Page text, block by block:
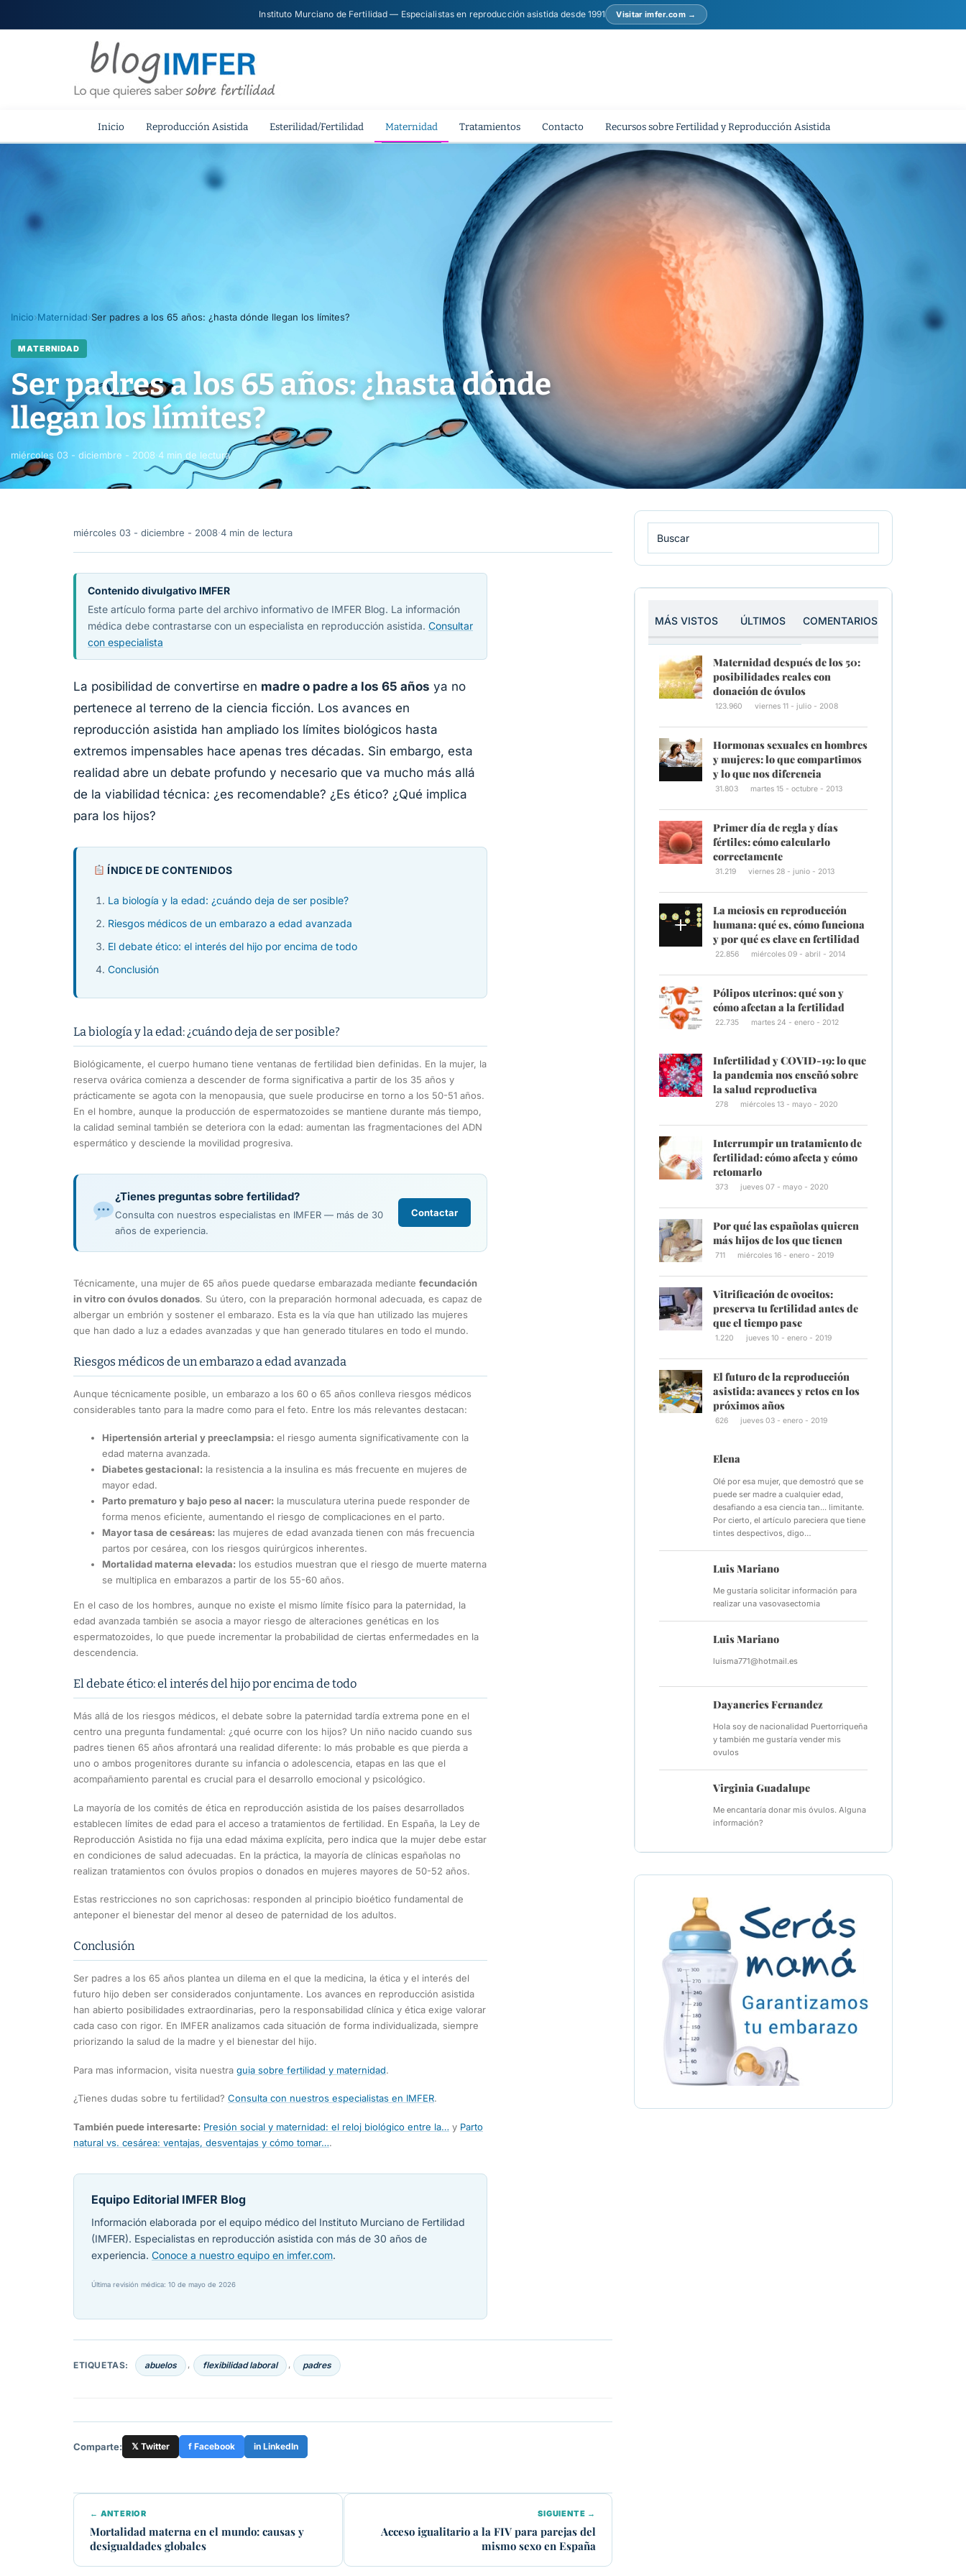
Instituto Murciano de Fertilidad — Especialistas en reproducción asistida desde 1991 Visitar imfer.com →
Inicio Reproducción Asistida Esterilidad/Fertilidad Maternidad Tratamientos Contacto Recursos sobre Fertilidad y Reproducción Asistida
Inicio›Maternidad›Ser padres a los 65 años: ¿hasta dónde llegan los límites?
MATERNIDAD
Ser padres a los 65 años: ¿hasta dónde
llegan los límites?
miércoles 03 - diciembre - 2008·4 min de lectura
miércoles 03 - diciembre - 2008·4 min de lectura
Contenido divulgativo IMFER
Este artículo forma parte del archivo informativo de IMFER Blog. La información
médica debe contrastarse con un especialista en reproducción asistida. Consultar
con especialista
La posibilidad de convertirse en madre o padre a los 65 años ya no
pertenece al terreno de la ciencia ficción. Los avances en
reproducción asistida han ampliado los límites biológicos hasta
extremos impensables hace apenas tres décadas. Sin embargo, esta
realidad abre un debate profundo y necesario que va mucho más allá
de la viabilidad técnica: ¿es recomendable? ¿Es ético? ¿Qué implica
para los hijos?
ÍNDICE DE CONTENIDOS
La biología y la edad: ¿cuándo deja de ser posible?
Riesgos médicos de un embarazo a edad avanzada
El debate ético: el interés del hijo por encima de todo
Conclusión
La biología y la edad: ¿cuándo deja de ser posible?
Biológicamente, el cuerpo humano tiene ventanas de fertilidad bien definidas. En la mujer, la
reserva ovárica comienza a descender de forma significativa a partir de los 35 años y
prácticamente se agota con la menopausia, que suele producirse en torno a los 50-51 años.
En el hombre, aunque la producción de espermatozoides se mantiene durante más tiempo,
la calidad seminal también se deteriora con la edad: aumentan las fragmentaciones del ADN
espermático y desciende la movilidad progresiva.
¿Tienes preguntas sobre fertilidad?
Consulta con nuestros especialistas en IMFER — más de 30
años de experiencia.
Contactar
Técnicamente, una mujer de 65 años puede quedarse embarazada mediante fecundación
in vitro con óvulos donados. Su útero, con la preparación hormonal adecuada, es capaz de
albergar un embrión y sostener el embarazo. Esta es la vía que han utilizado las mujeres
que han dado a luz a edades avanzadas y que han generado titulares en todo el mundo.
Riesgos médicos de un embarazo a edad avanzada
Aunque técnicamente posible, un embarazo a los 60 o 65 años conlleva riesgos médicos
considerables tanto para la madre como para el feto. Entre los más relevantes destacan:
Hipertensión arterial y preeclampsia: el riesgo aumenta significativamente con la
edad materna avanzada.
Diabetes gestacional: la resistencia a la insulina es más frecuente en mujeres de
mayor edad.
Parto prematuro y bajo peso al nacer: la musculatura uterina puede responder de
forma menos eficiente, aumentando el riesgo de complicaciones en el parto.
Mayor tasa de cesáreas: las mujeres de edad avanzada tienen con más frecuencia
partos por cesárea, con los riesgos quirúrgicos inherentes.
Mortalidad materna elevada: los estudios muestran que el riesgo de muerte materna
se multiplica en embarazos a partir de los 55-60 años.
En el caso de los hombres, aunque no existe el mismo límite físico para la paternidad, la
edad avanzada también se asocia a mayor riesgo de alteraciones genéticas en los
espermatozoides, lo que puede incrementar la probabilidad de ciertas enfermedades en la
descendencia.
El debate ético: el interés del hijo por encima de todo
Más allá de los riesgos médicos, el debate sobre la paternidad tardía extrema pone en el
centro una pregunta fundamental: ¿qué ocurre con los hijos? Un niño nacido cuando sus
padres tienen 65 años afrontará una realidad diferente: lo más probable es que pierda a
uno o ambos progenitores durante su infancia o adolescencia, etapas en las que el
acompañamiento parental es crucial para el desarrollo emocional y psicológico.
La mayoría de los comités de ética en reproducción asistida de los países desarrollados
establecen límites de edad para el acceso a tratamientos de fertilidad. En España, la Ley de
Reproducción Asistida no fija una edad máxima explícita, pero indica que la mujer debe estar
en condiciones de salud adecuadas. En la práctica, la mayoría de clínicas españolas no
realizan tratamientos con óvulos propios o donados en mujeres mayores de 50-52 años.
Estas restricciones no son caprichosas: responden al principio bioético fundamental de
anteponer el bienestar del menor al deseo de paternidad de los adultos.
Conclusión
Ser padres a los 65 años plantea un dilema en el que la medicina, la ética y el interés del
futuro hijo deben ser considerados conjuntamente. Los avances en reproducción asistida
han abierto posibilidades extraordinarias, pero la responsabilidad clínica y ética exige valorar
cada caso con rigor. En IMFER analizamos cada situación de forma individualizada, siempre
priorizando la salud de la madre y el bienestar del hijo.
Para mas informacion, visita nuestra guia sobre fertilidad y maternidad.
¿Tienes dudas sobre tu fertilidad? Consulta con nuestros especialistas en IMFER.
También puede interesarte: Presión social y maternidad: el reloj biológico entre la… y Parto
natural vs. cesárea: ventajas, desventajas y cómo tomar….
Equipo Editorial IMFER Blog
Información elaborada por el equipo médico del Instituto Murciano de Fertilidad
(IMFER). Especialistas en reproducción asistida con más de 30 años de
experiencia. Conoce a nuestro equipo en imfer.com.
Última revisión médica: 10 de mayo de 2026
ETIQUETAS: abuelos , flexibilidad laboral , padres
Comparte: 𝕏 Twitter f Facebook in LinkedIn
← ANTERIOR
Mortalidad materna en el mundo: causas y
desigualdades globales
SIGUIENTE →
Acceso igualitario a la FIV para parejas del
mismo sexo en España
MÁS VISTOS ÚLTIMOS COMENTARIOS
Maternidad después de los 50:
posibilidades reales con
donación de óvulos
123.960 viernes 11 - julio - 2008
Hormonas sexuales en hombres
y mujeres: lo que compartimos
y lo que nos diferencia
31.803 martes 15 - octubre - 2013
Primer día de regla y días
fértiles: cómo calcularlo
correctamente
31.219 viernes 28 - junio - 2013
La meiosis en reproducción
humana: qué es, cómo funciona
y por qué es clave en fertilidad
22.856 miércoles 09 - abril - 2014
Pólipos uterinos: qué son y
cómo afectan a la fertilidad
22.735 martes 24 - enero - 2012
Infertilidad y COVID-19: lo que
la pandemia nos enseñó sobre
la salud reproductiva
278 miércoles 13 - mayo - 2020
Interrumpir un tratamiento de
fertilidad: cómo afecta y cómo
retomarlo
373 jueves 07 - mayo - 2020
Por qué las españolas quieren
más hijos de los que tienen
711 miércoles 16 - enero - 2019
Vitrificación de ovocitos:
preserva tu fertilidad antes de
que el tiempo pase
1.220 jueves 10 - enero - 2019
El futuro de la reproducción
asistida: avances y retos en los
próximos años
626 jueves 03 - enero - 2019
Elena
Olé por esa mujer, que demostró que se
puede ser madre a cualquier edad,
desafiando a esa ciencia tan... limitante.
Por cierto, el artículo pareciera que tiene
tintes despectivos, digo…
Luis Mariano
Me gustaría solicitar información para
realizar una vasovasectomia
Luis Mariano
luisma771@hotmail.es
Dayaneries Fernandez
Hola soy de nacionalidad Puertorriqueña
y también me gustaría vender mis
ovulos
Virginia Guadalupe
Me encantaría donar mis óvulos. Alguna
información?